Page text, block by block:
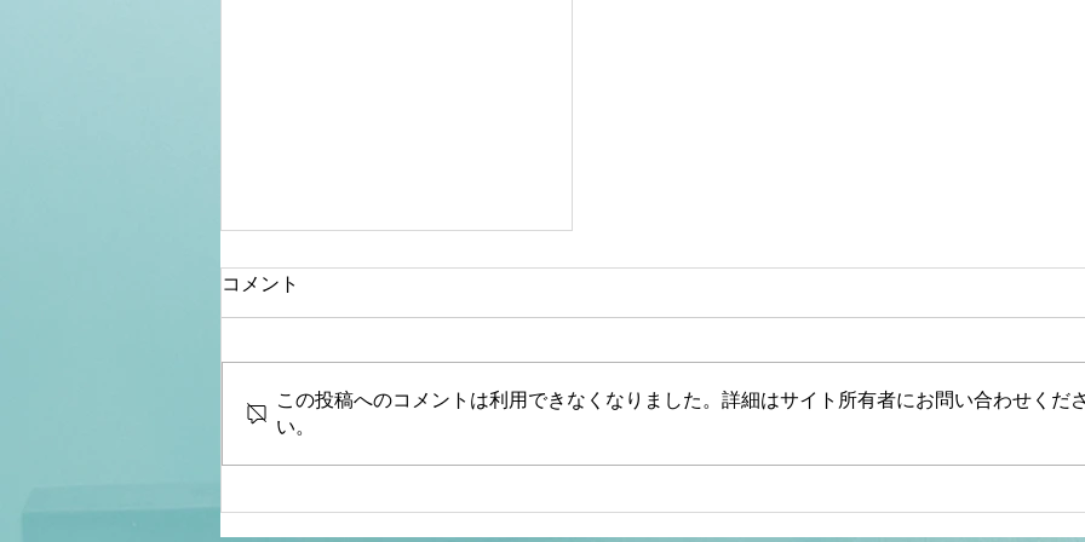
【山】【ライブ配信】「クル
告会・記者ブリーフィング
コメント
この投稿へのコメントは利用できなくなりました。詳細はサイト所有者にお問い合わせくだ
い。